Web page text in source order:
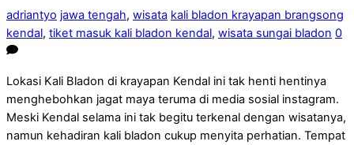
adriantyo jawa tengah, wisata kali bladon krayapan brangsong
kendal, tiket masuk kali bladon kendal, wisata sungai bladon 0
Lokasi Kali Bladon di krayapan Kendal ini tak henti hentinya
menghebohkan jagat maya teruma di media sosial instagram.
Meski Kendal selama ini tak begitu terkenal dengan wisatanya,
namun kehadiran kali bladon cukup menyita perhatian. Tempat